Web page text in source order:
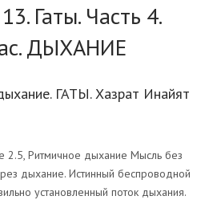
Гаты. Часть 4.
ДЫХАНИЕ
ГАТЫ. Хазрат Инайят
2.5, Ритмичное дыхание Мысль без
дыхание. Истинный беспроводной
установленный поток дыхания.